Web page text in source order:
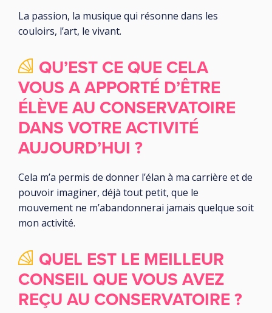
La passion, la musique qui résonne dans les
couloirs, l’art, le vivant.
QU’EST CE QUE CELA
VOUS A APPORTÉ D’ÊTRE
ÉLÈVE AU CONSERVATOIRE
DANS VOTRE ACTIVITÉ
AUJOURD’HUI ?
Cela m’a permis de donner l’élan à ma carrière et de
pouvoir imaginer, déjà tout petit, que le
mouvement ne m’abandonnerai jamais quelque soit
mon activité.
QUEL EST LE MEILLEUR
CONSEIL QUE VOUS AVEZ
REÇU AU CONSERVATOIRE ?